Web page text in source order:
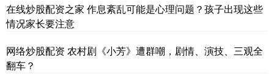
在线炒股配资之家 作息紊乱可能是心理问题？孩子出现这些
情况家长要注意
网络炒股配资 农村剧《小芳》遭群嘲，剧情、演技、三观全
翻车？